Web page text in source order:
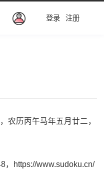
登录 注册
农历丙午马年五月廿二，
，
https://www.sudoku.cn/